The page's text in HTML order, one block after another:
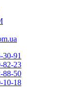
30-91
82-23
88-50
10-18